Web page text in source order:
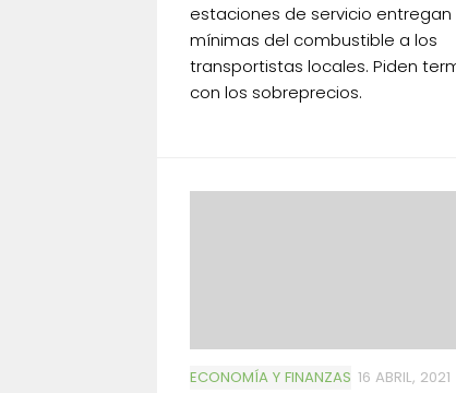
estaciones de servicio
mínimas del combustible a los
transportistas locales. Piden
con los sobreprecios.
ECONOMÍA Y FINANZAS 16 ABRIL, 2021